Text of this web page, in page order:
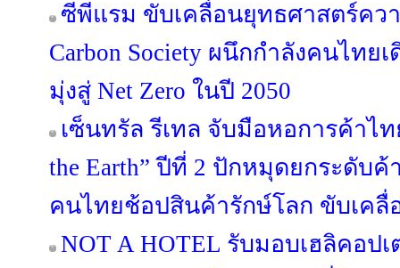
ซีพีแรม ขับเคลื่อนยุทธศาสตร์คว
Carbon Society ผนึกกำลังคนไท
มุ่งสู่ Net Zero ในปี 2050
เซ็นทรัล รีเทล จับมือหอการค้าไท
the Earth” ปีที่ 2 ปักหมุดยกระดับ
คนไทยช้อปสินค้ารักษ์โลก ขับเคลื่
NOT A HOTEL รับมอบเฮลิคอปเ